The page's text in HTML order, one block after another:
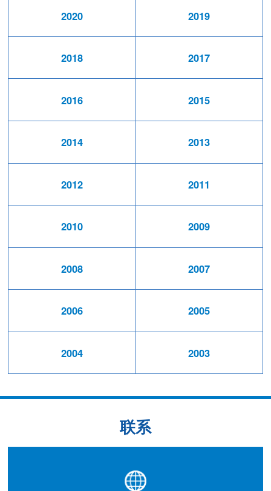
2020 2019
2018 2017
2016 2015
2014 2013
2012 2011
2010 2009
2008 2007
2006 2005
2004 2003
联系